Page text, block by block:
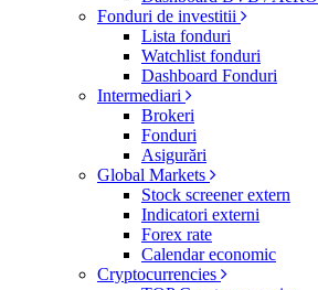
Fonduri de investitii
Lista fonduri
Watchlist fonduri
Dashboard Fonduri
Intermediari
Brokeri
Fonduri
Asigurări
Global Markets
Stock screener extern
Indicatori externi
Forex rate
Calendar economic
Cryptocurrencies